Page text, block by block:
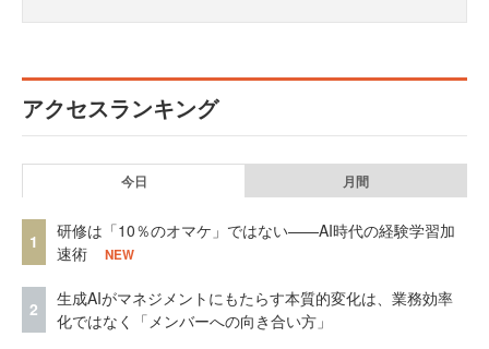
アクセスランキング
今日 月間
1
研修は「10％のオマケ」ではない——AI時代の経験学習加
速術
NEW
2
生成AIがマネジメントにもたらす本質的変化は、業務効率
化ではなく「メンバーへの向き合い方」